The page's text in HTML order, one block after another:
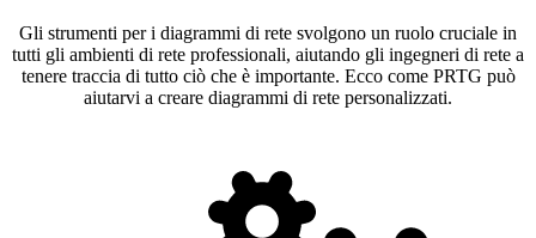
Gli strumenti per i diagrammi di rete svolgono un ruolo cruciale in
tutti gli ambienti di rete professionali, aiutando gli ingegneri di rete a
tenere traccia di tutto ciò che è importante. Ecco come PRTG può
aiutarvi a creare diagrammi di rete personalizzati.